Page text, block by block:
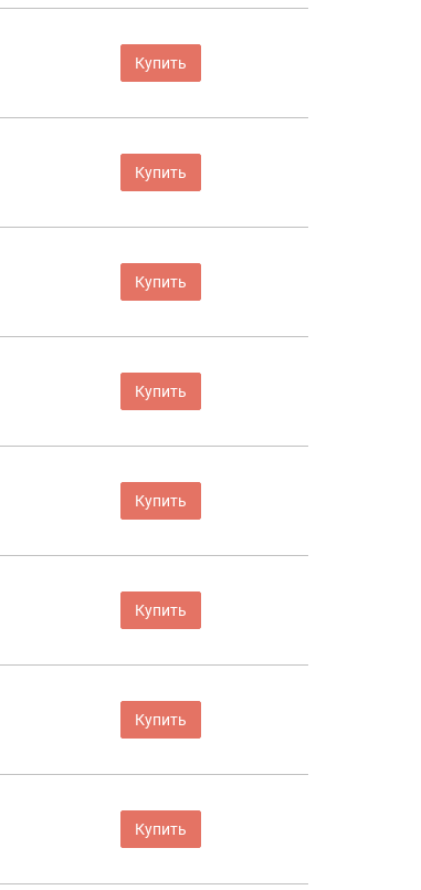
Купить
Купить
Купить
Купить
Купить
Купить
Купить
Купить